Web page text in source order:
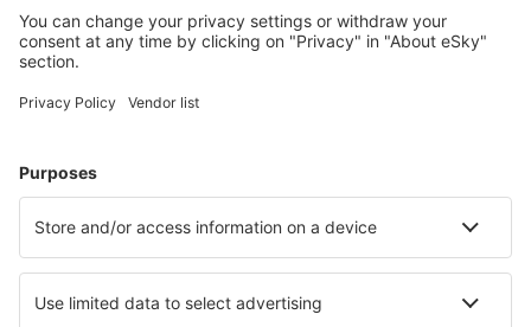
Murcia
Palma de Mallorca Airport (PMI)
Santander Parayas (SDR)
Vigo Peinador (VGO)
Barcelona